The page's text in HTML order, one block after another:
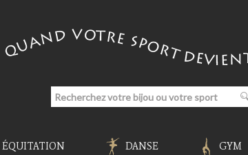
ÉQUITATION DANSE GYM